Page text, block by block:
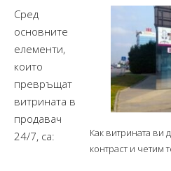
Как витрината ви
контраст и четим
Сред
основните
елементи,
които
превръщат
витрината в
продавач
24/7, са: